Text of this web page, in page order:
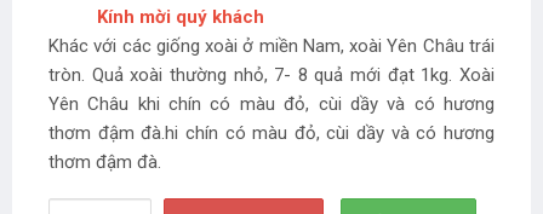
Kính mời quý khách
Khác với các giống xoài ở miền Nam, xoài Yên Châu trái
tròn. Quả xoài thường nhỏ, 7- 8 quả mới đạt 1kg. Xoài
Yên Châu khi chín có màu đỏ, cùi dầy và có hương
thơm đậm đà.hi chín có màu đỏ, cùi dầy và có hương
thơm đậm đà.